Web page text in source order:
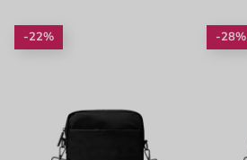
-22% -28%